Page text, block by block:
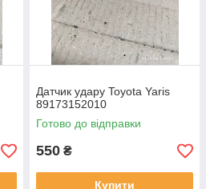
Датчик удару Toyota Yaris
89173152010
Готово до відправки
550 ₴
Купити